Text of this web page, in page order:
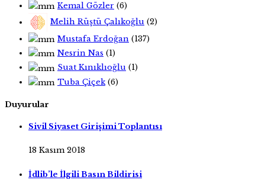
Kemal Gözler (6)
Melih Rüştü Çalıkoğlu (2)
Mustafa Erdoğan (137)
Nesrin Nas (1)
Suat Kınıklıoğlu (1)
Tuba Çiçek(6)
Duyurular
Sivil Siyaset Girişimi Toplantısı
18 Kasım 2018
İdlib’le İlgili Basın Bildirisi